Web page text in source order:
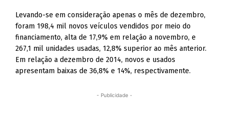
Levando-se em consideração apenas o mês de dezembro,
foram 198,4 mil novos veículos vendidos por meio do
financiamento, alta de 17,9% em relação a novembro, e
267,1 mil unidades usadas, 12,8% superior ao mês anterior.
Em relação a dezembro de 2014, novos e usados
apresentam baixas de 36,8% e 14%, respectivamente.
- Publicidade -